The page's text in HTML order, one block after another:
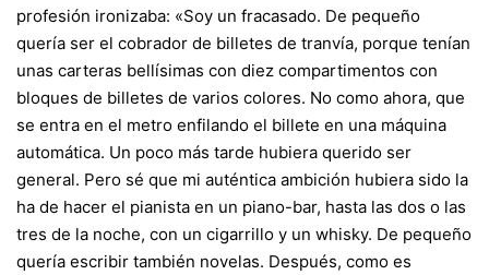
profesión ironizaba: «Soy un fracasado. De pequeño
quería ser el cobrador de billetes de tranvía, porque tenían
unas carteras bellísimas con diez compartimentos con
bloques de billetes de varios colores. No como ahora, que
se entra en el metro enfilando el billete en una máquina
automática. Un poco más tarde hubiera querido ser
general. Pero sé que mi auténtica ambición hubiera sido la
ha de hacer el pianista en un piano-bar, hasta las dos o las
tres de la noche, con un cigarrillo y un whisky. De pequeño
quería escribir también novelas. Después, como es